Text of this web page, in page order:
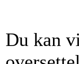
Du kan